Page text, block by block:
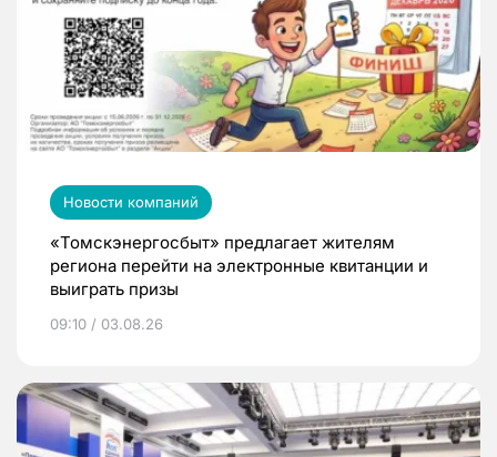
Новости компаний
«Томскэнергосбыт» предлагает жителям
региона перейти на электронные квитанции и
выиграть призы
09:10 / 03.08.26